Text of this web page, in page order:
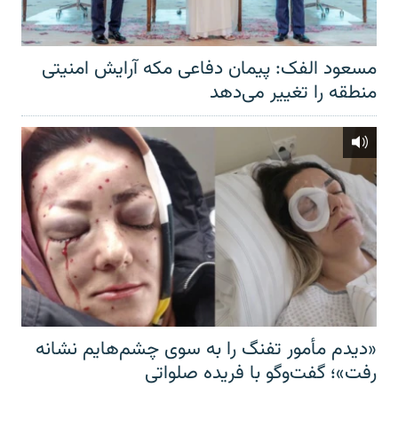
مسعود الفک: پیمان دفاعی مکه آرایش امنیتی
منطقه را تغییر می‌دهد
«دیدم مأمور تفنگ را به سوی چشم‌هایم نشانه
رفت»؛ گفت‌و‌گو با فریده صلواتی